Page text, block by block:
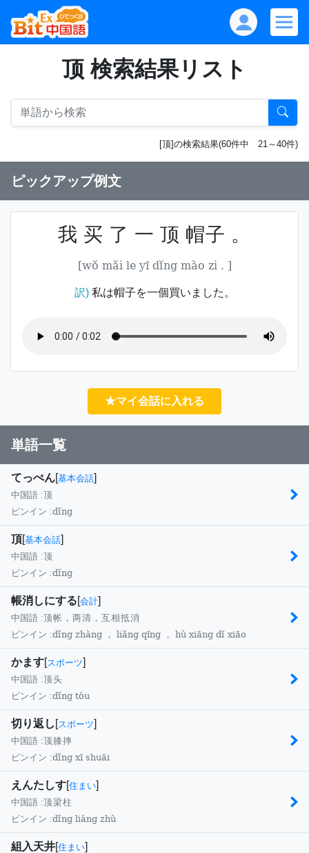
顶 検索結果リスト
[顶]の検索結果(60件中 21～40件)
ピックアップ例文
我 买 了 一 顶 帽子 。
[wǒ mǎi le yī dǐng mào zi . ]
訳)私は帽子を一個買いました。
★マイ会話に入れる
単語一覧
てっぺん[基本会話]
中国語 :顶
ピンイン :dǐng
頂[基本会話]
中国語 :顶
ピンイン :dǐng
帳消しにする[会計]
中国語 :顶帐，两清，互相抵消
ピンイン :dǐng zhàng ， liǎng qīng ， hù xiāng dǐ xiāo
かます[スポーツ]
中国語 :顶头
ピンイン :dǐng tóu
切り返し [スポーツ]
中国語 :顶膝摔
ピンイン :dǐng xī shuāi
えんたしす[住まい]
中国語 :顶梁柱
ピンイン :dǐng liáng zhù
組入天井[住まい]